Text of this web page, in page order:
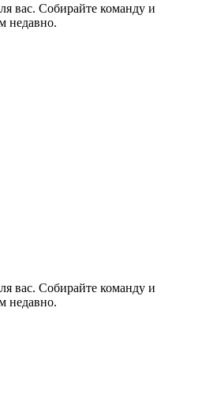
вас. Собирайте команду и
недавно.
вас. Собирайте команду и
недавно.